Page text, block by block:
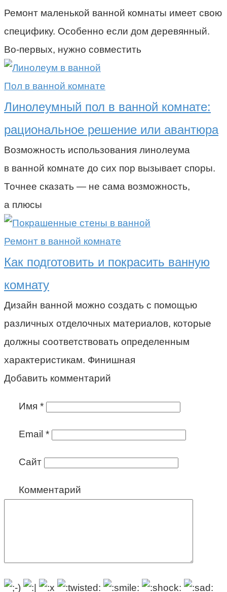
Ремонт маленькой ванной комнаты имеет свою
специфику. Особенно если дом деревянный.
Во-первых, нужно совместить
Пол в ванной комнате
Линолеумный пол в ванной комнате:
рациональное решение или авантюра
Возможность использования линолеума
в ванной комнате до сих пор вызывает споры.
Точнее сказать — не сама возможность,
а плюсы
Ремонт в ванной комнате
Как подготовить и покрасить ванную
комнату
Дизайн ванной можно создать с помощью
различных отделочных материалов, которые
должны соответствовать определенным
характеристикам. Финишная
Добавить комментарий
Имя *
Email *
Сайт
Комментарий